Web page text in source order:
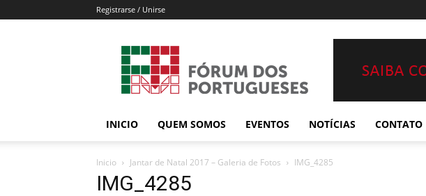
Registrarse / Unirse
Portugueses
INICIO QUEM SOMOS EVENTOS NOTÍCIAS CONTATO
Inicio Jantar de Natal 2017 – Galeria de Fotos IMG_4285
IMG_4285